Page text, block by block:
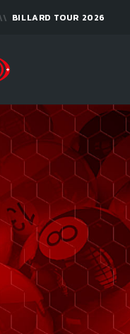
BILLARD TOUR 2026